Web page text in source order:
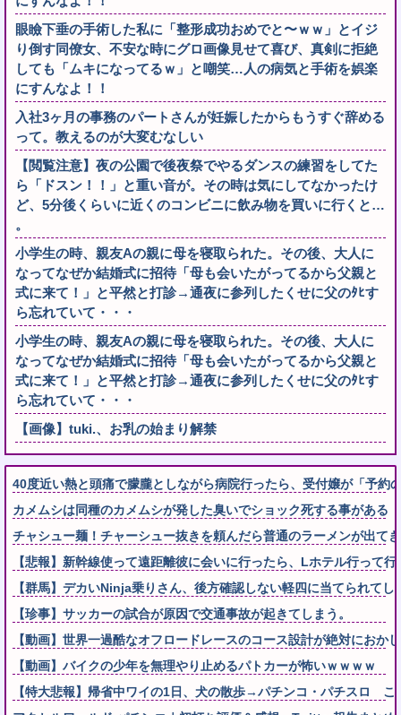
眼瞼下垂の手術した私に「整形成功おめでと〜ｗｗ」とイジ
り倒す同僚女、不安な時にグロ画像見せて喜び、真剣に拒絶
しても「ムキになってるｗ」と嘲笑…人の病気と手術を娯楽
にすんなよ！！
入社3ヶ月の事務のパートさんが妊娠したからもうすぐ辞める
って。教えるのが大変むなしい
【閲覧注意】夜の公園で後夜祭でやるダンスの練習をしてた
ら「ドスン！！」と重い音が。その時は気にしてなかったけ
ど、5分後くらいに近くのコンビニに飲み物を買いに行くと…
。
小学生の時、親友Aの親に母を寝取られた。その後、大人に
なってなぜか結婚式に招待「母も会いたがってるから父親と
式に来て！」と平然と打診→通夜に参列したくせに父のﾀﾋす
ら忘れていて・・・
小学生の時、親友Aの親に母を寝取られた。その後、大人に
なってなぜか結婚式に招待「母も会いたがってるから父親と
式に来て！」と平然と打診→通夜に参列したくせに父のﾀﾋす
ら忘れていて・・・
【画像】tuki.、お乳の始まり解禁
40度近い熱と頭痛で朦朧としながら病院行ったら、受付嬢が「予
カメムシは同種のカメムシが発した臭いでショック死する事がある
チャシュー麺！チャーシュー抜きを頼んだら普通のラーメンが出て
【悲報】新幹線使って遠距離彼に会いに行ったら、Lホテル行って
【群馬】デカいNinja乗りさん、後方確認しない軽四に当てられてし
【珍事】サッカーの試合が原因で交通事故が起きてしまう。
【動画】世界一過酷なオフロードレースのコース設計が絶対におか
【動画】バイクの少年を無理やり止めるパトカーが怖いｗｗｗｗ
【特大悲報】帰省中ワイの1日、犬の散歩→パチンコ・パチスロ こ